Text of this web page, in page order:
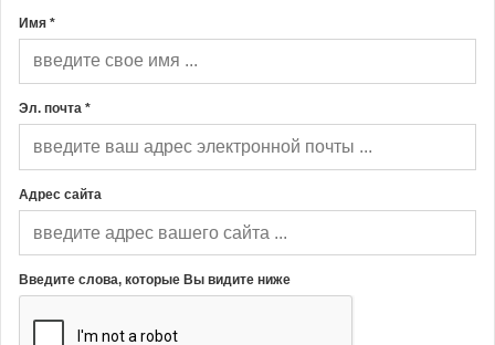
Имя *
Эл. почта *
Адрес сайта
Введите слова, которые Вы видите ниже